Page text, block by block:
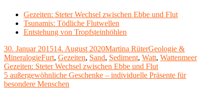
Gezeiten: Steter Wechsel zwischen Ebbe und Flut
Tsunamis: Tödliche Flutwellen
Entstehung von Tropfsteinhöhlen
Veröffentlicht
am
30. Januar 201514. August 2020Autor
Martina RüterKategorien
Geologie &
MineralogieSchlagwörter
Furt, Gezeiten, Sand, Sediment, Watt, Wattenmeer
Beitragsnavigation
Vorheriger
Beitrag:
Gezeiten: Steter Wechsel zwischen Ebbe und Flut
Nächster
Beitrag
5 außergewöhnliche Geschenke – individuelle Präsente für
besondere Menschen